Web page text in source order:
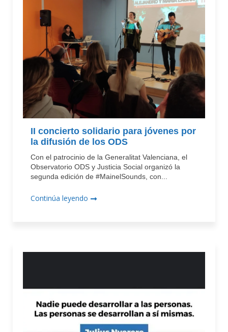
II concierto solidario para jóvenes por
la difusión de los ODS
Con el patrocinio de la Generalitat Valenciana, el
Observatorio ODS y Justicia Social organizó la
segunda edición de #MainelSounds, con...
Continúa leyendo